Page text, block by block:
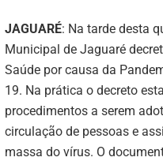
JAGUARÉ: Na tarde desta
Municipal de Jaguaré
Saúde por causa da
19. Na prática o decreto
procedimentos a serem
circulação de pessoas e
massa do vírus. O